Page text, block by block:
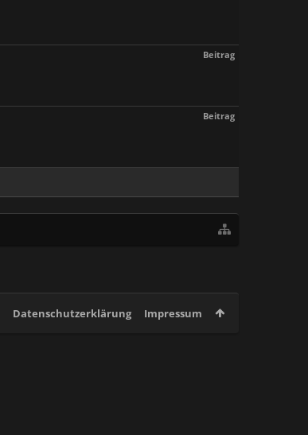
Beitrag
Beitrag
Datenschutzerklärung Impressum